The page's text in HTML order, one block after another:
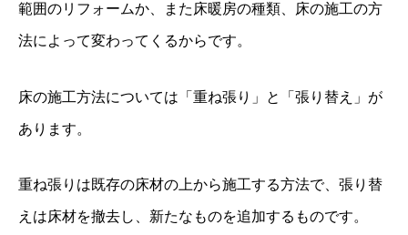
範囲のリフォームか、また床暖房の種類、床の施工の方
法によって変わってくるからです。
床の施工方法については「重ね張り」と「張り替え」が
あります。
重ね張りは既存の床材の上から施工する方法で、張り替
えは床材を撤去し、新たなものを追加するものです。